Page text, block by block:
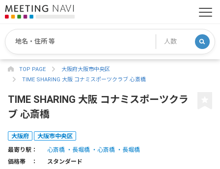
TOP PAGE
大阪府大阪市中央区
TIME SHARING 大阪 コナミスポーツクラブ 心斎橋
TIME SHARING 大阪 コナミスポーツクラ
ブ 心斎橋
大阪府 大阪市中央区
最寄り駅： 心斎橋 長堀橋 心斎橋
長堀橋
価格帯 ：
スタンダード